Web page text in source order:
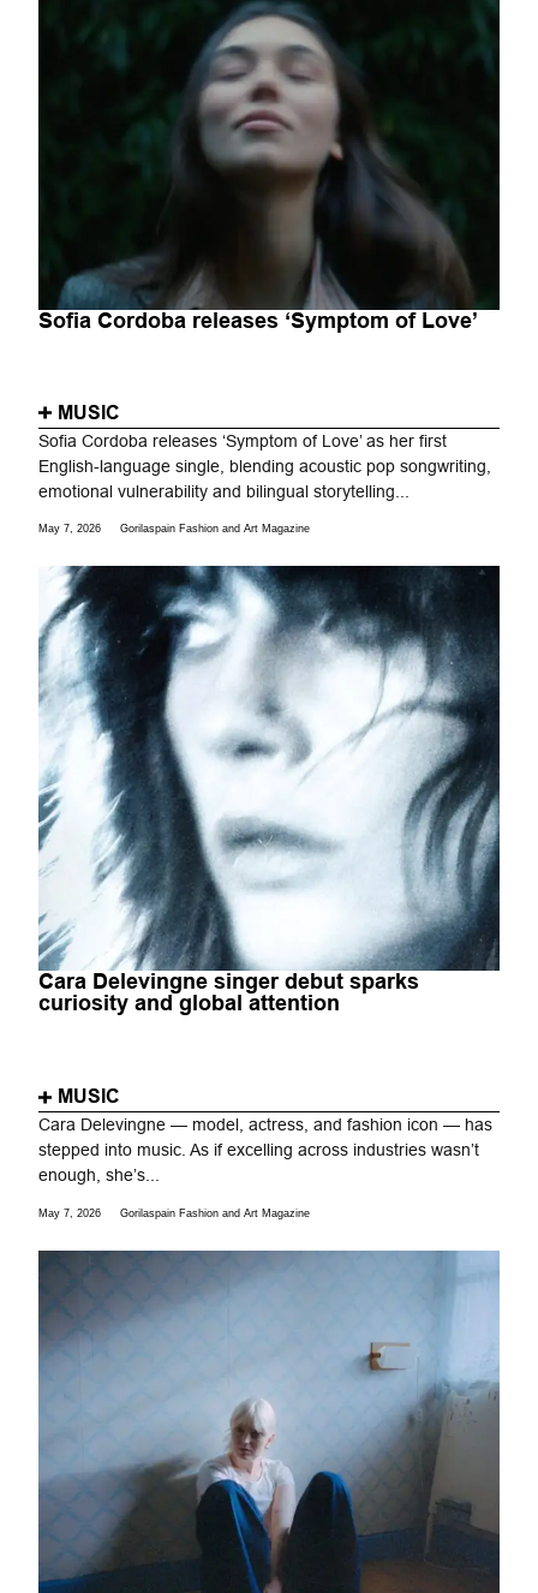
Sofia Cordoba releases ‘Symptom of Love’
MUSIC
Sofia Cordoba releases ‘Symptom of Love’ as her first
English-language single, blending acoustic pop songwriting,
emotional vulnerability and bilingual storytelling...
May 7, 2026 Gorilaspain Fashion and Art Magazine
Cara Delevingne singer debut sparks
curiosity and global attention
MUSIC
Cara Delevingne — model, actress, and fashion icon — has
stepped into music. As if excelling across industries wasn’t
enough, she’s...
May 7, 2026 Gorilaspain Fashion and Art Magazine